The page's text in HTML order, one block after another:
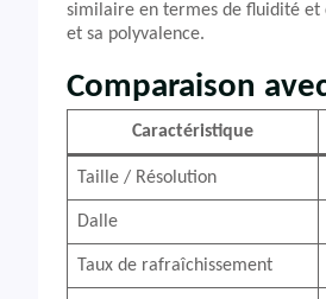
similaire en termes de fluidité
et sa polyvalence.
Comparaison
Caractéristique
Taille / Résolution
Dalle
Taux de rafraîchissement